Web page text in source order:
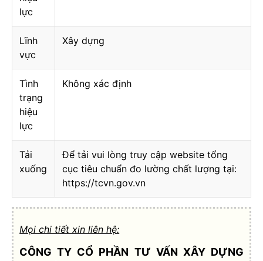
lực
Lĩnh
vực
Xây dựng
Tình
trạng
hiệu
lực
Không xác định
Tải
xuống
Để tải vui lòng truy cập website tổng
cục tiêu chuẩn đo lường chất lượng tại:
https://tcvn.gov.vn
Mọi chi tiết xin liên hệ:
CÔNG TY CỔ PHẦN TƯ VẤN XÂY DỰNG